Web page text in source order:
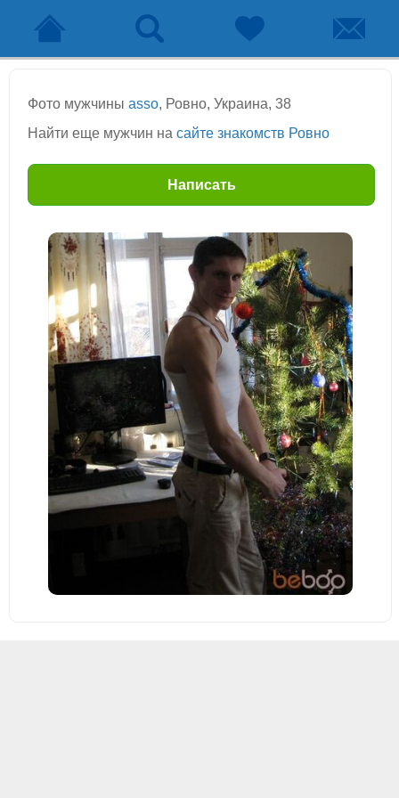
Фото мужчины asso, Ровно, Украина, 38
Найти еще мужчин на сайте знакомств Ровно
Написать